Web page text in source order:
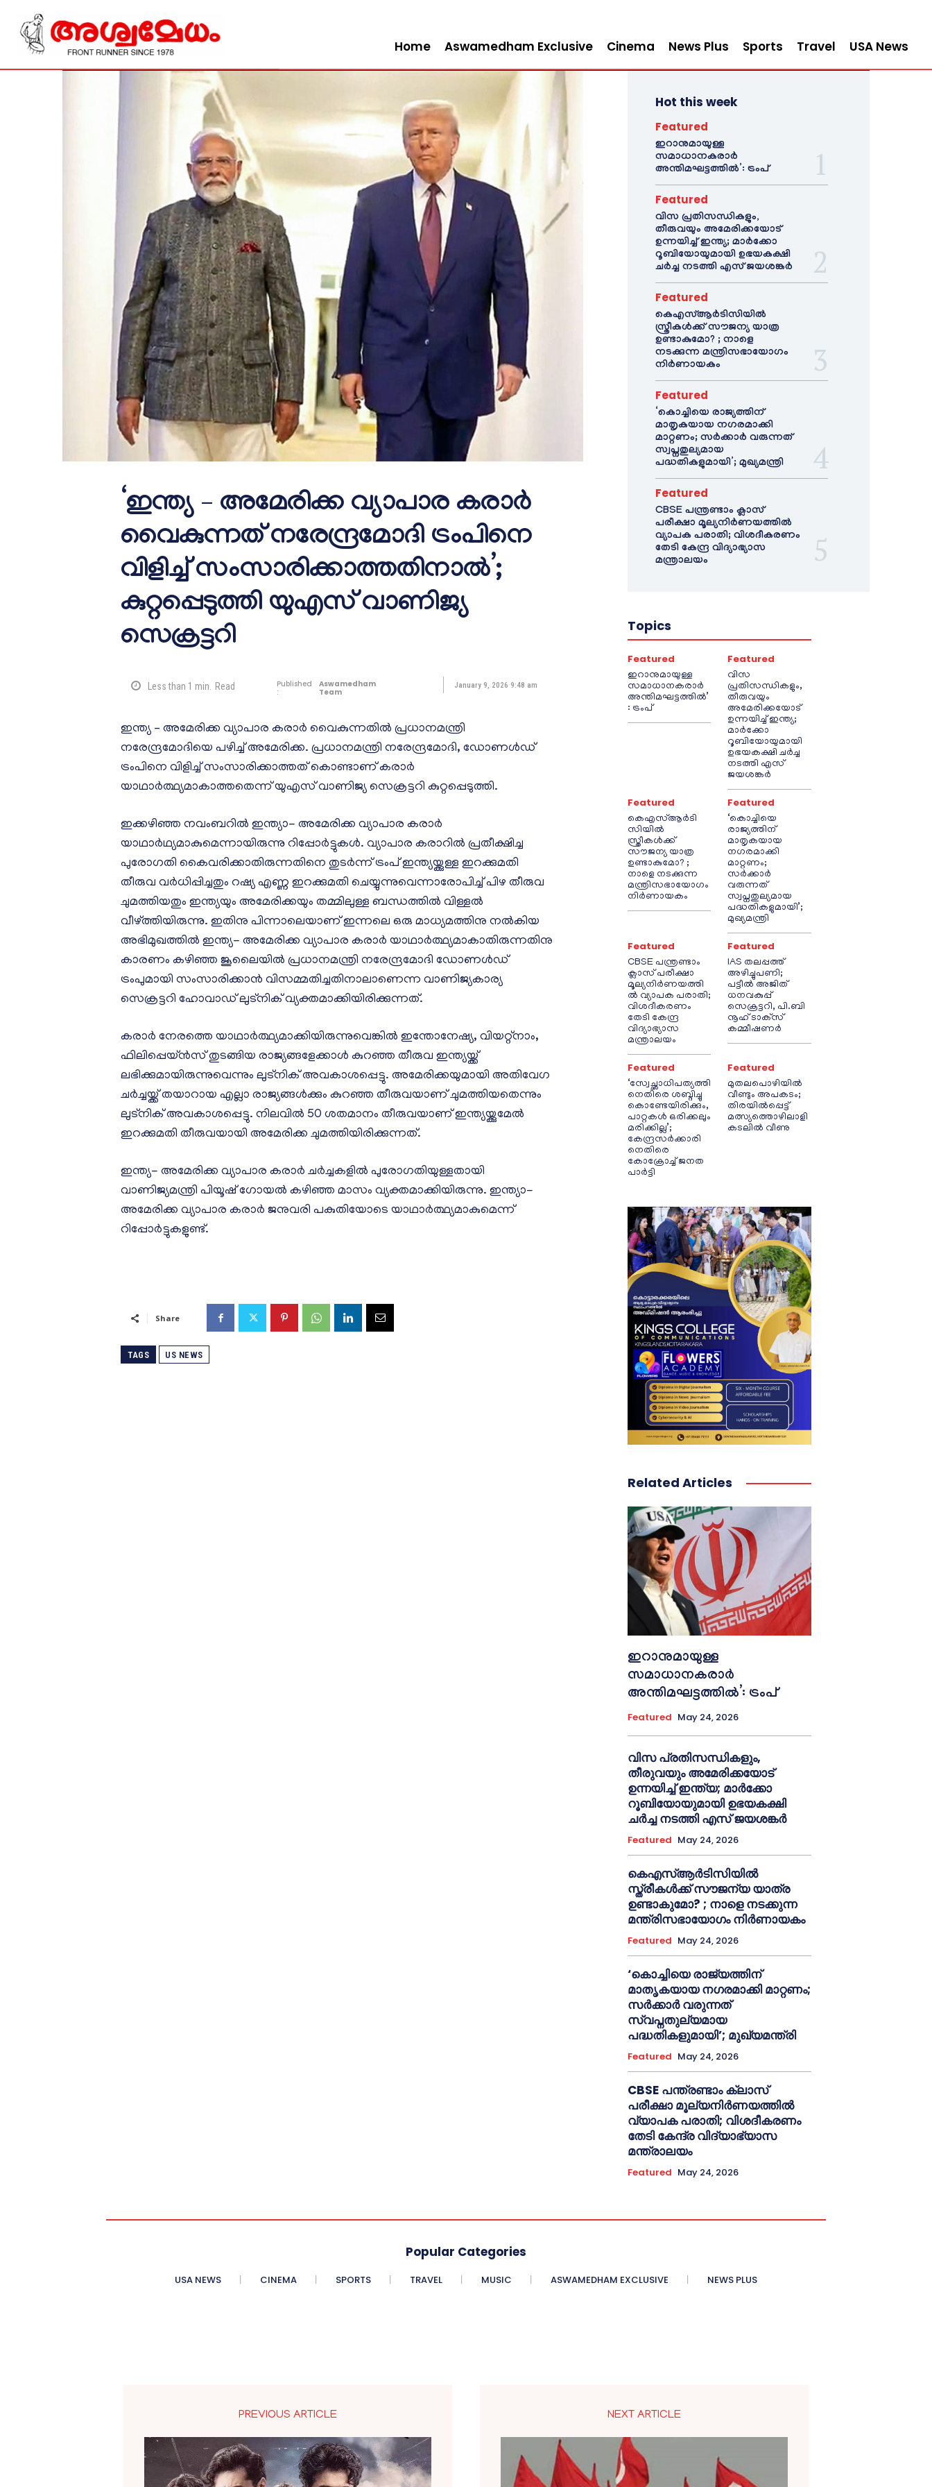
Home Aswamedham Exclusive Cinema News Plus Sports Travel USA News
‘ഇന്ത്യ – അമേരിക്ക വ്യാപാര കരാര്‍
വൈകുന്നത് നരേന്ദ്രമോദി ട്രംപിനെ
വിളിച്ച് സംസാരിക്കാത്തതിനാല്‍’;
കുറ്റപ്പെടുത്തി യുഎസ് വാണിജ്യ
സെക്രട്ടറി
Less than 1 min. Read
Published
:
Aswamedham
Team
January 9, 2026 9:48 am
ഇന്ത്യ – അമേരിക്ക വ്യാപാര കരാര്‍ വൈകുന്നതില്‍ പ്രധാനമന്ത്രി
നരേന്ദ്രമോദിയെ പഴിച്ച് അമേരിക്ക. പ്രധാനമന്ത്രി നരേന്ദ്രമോദി, ഡോണള്‍ഡ്
ട്രംപിനെ വിളിച്ച് സംസാരിക്കാത്തത് കൊണ്ടാണ് കരാര്‍
യാഥാര്‍ത്ഥ്യമാകാത്തതെന്ന് യുഎസ് വാണിജ്യ സെക്രട്ടറി കുറ്റപ്പെടുത്തി.
ഇക്കഴിഞ്ഞ നവംബറില്‍ ഇന്ത്യാ- അമേരിക്ക വ്യാപാര കരാര്‍
യാഥാര്‍ഥ്യമാകുമെന്നായിരുന്നു റിപ്പോര്‍ട്ടുകള്‍. വ്യാപാര കരാറില്‍ പ്രതീക്ഷിച്ച
പുരോഗതി കൈവരിക്കാതിരുന്നതിനെ തുടര്‍ന്ന് ട്രംപ് ഇന്ത്യയ്ക്കുള്ള ഇറക്കുമതി
തീരുവ വര്‍ധിപ്പിച്ചതും റഷ്യ എണ്ണ ഇറക്കുമതി ചെയ്യുന്നുവെന്നാരോപിച്ച് പിഴ തീരുവ
ചുമത്തിയതും ഇന്ത്യയും അമേരിക്കയും തമ്മിലുള്ള ബന്ധത്തില്‍ വിള്ളല്‍
വീഴ്ത്തിയിരുന്നു. ഇതിനു പിന്നാലെയാണ് ഇന്നലെ ഒരു മാധ്യമത്തിനു നല്‍കിയ
അഭിമുഖത്തില്‍ ഇന്ത്യ- അമേരിക്ക വ്യാപാര കരാര്‍ യാഥാര്‍ത്ഥ്യമാകാതിരുന്നതിനു
കാരണം കഴിഞ്ഞ ജൂലൈയില്‍ പ്രധാനമന്ത്രി നരേന്ദ്രമോദി ഡോണള്‍ഡ്
ട്രംപുമായി സംസാരിക്കാന്‍ വിസമ്മതിച്ചതിനാലാണെന്ന വാണിജ്യകാര്യ
സെക്രട്ടറി ഹോവാഡ് ലുട്നിക് വ്യക്തമാക്കിയിരിക്കുന്നത്.
കരാര്‍ നേരത്തെ യാഥാര്‍ത്ഥ്യമാക്കിയിരുന്നുവെങ്കില്‍ ഇന്തോനേഷ്യ, വിയറ്റ്നാം,
ഫിലിപ്പെയ്ന്‍സ് തുടങ്ങിയ രാജ്യങ്ങളേക്കാള്‍ കുറഞ്ഞ തീരുവ ഇന്ത്യയ്ക്ക്
ലഭിക്കുമായിരുന്നുവെന്നും ലുട്നിക് അവകാശപ്പെട്ടു. അമേരിക്കയുമായി അതിവേഗ
ചര്‍ച്ചയ്ക്ക് തയാറായ എല്ലാ രാജ്യങ്ങള്‍ക്കും കുറഞ്ഞ തീരുവയാണ് ചുമത്തിയതെന്നും
ലുട്നിക് അവകാശപ്പെട്ടു. നിലവില്‍ 50 ശതമാനം തീരുവയാണ് ഇന്ത്യയ്ക്കുമേല്‍
ഇറക്കുമതി തീരുവയായി അമേരിക്ക ചുമത്തിയിരിക്കുന്നത്.
ഇന്ത്യ- അമേരിക്ക വ്യാപാര കരാര്‍ ചര്‍ച്ചകളില്‍ പുരോഗതിയുള്ളതായി
വാണിജ്യമന്ത്രി പിയൂഷ് ഗോയല്‍ കഴിഞ്ഞ മാസം വ്യക്തമാക്കിയിരുന്നു. ഇന്ത്യാ-
അമേരിക്ക വ്യാപാര കരാര്‍ ജനുവരി പകുതിയോടെ യാഥാര്‍ത്ഥ്യമാകുമെന്ന്
റിപ്പോര്‍ട്ടുകളുണ്ട്.
Share
TAGS US NEWS
Hot this week
Featured
ഇറാനുമായുള്ള
സമാധാനകരാർ
അന്തിമഘട്ടത്തിൽ‌’: ട്രംപ്
Featured
വിസ പ്രതിസന്ധികളും,
തീരുവയും അമേരിക്കയോട്
ഉന്നയിച്ച് ഇന്ത്യ; മാർക്കോ
റൂബിയോയുമായി ഉഭയകക്ഷി
ചർച്ച നടത്തി എസ് ജയശങ്കർ
Featured
കെഎസ്ആർടിസിയിൽ
സ്ത്രീകൾക്ക് സൗജന്യ യാത്ര
ഉണ്ടാകുമോ? ; നാളെ
നടക്കുന്ന മന്ത്രിസഭായോഗം
നിർണായകം
Featured
‘കൊച്ചിയെ രാജ്യത്തിന്
മാതൃകയായ നഗരമാക്കി
മാറ്റണം; സർക്കാർ വരുന്നത്
സ്വപ്നതുല്യമായ
പദ്ധതികളുമായി’; മുഖ്യമന്ത്രി
Featured
CBSE പന്ത്രണ്ടാം ക്ലാസ്
പരീക്ഷാ മൂല്യനിർണയത്തിൽ
വ്യാപക പരാതി; വിശദീകരണം
തേടി കേന്ദ്ര വിദ്യാഭ്യാസ
മന്ത്രാലയം
Topics
Featured
ഇറാനുമായുള്ള
സമാധാനകരാർ
അന്തിമഘട്ടത്തിൽ‌’
: ട്രംപ്
Featured
വിസ
പ്രതിസന്ധികളും,
തീരുവയും
അമേരിക്കയോട്
ഉന്നയിച്ച് ഇന്ത്യ;
മാർക്കോ
റൂബിയോയുമായി
ഉഭയകക്ഷി ചർച്ച
നടത്തി എസ്
ജയശങ്കർ
Featured
കെഎസ്ആർടി
സിയിൽ
സ്ത്രീകൾക്ക്
സൗജന്യ യാത്ര
ഉണ്ടാകുമോ? ;
നാളെ നടക്കുന്ന
മന്ത്രിസഭായോഗം
നിർണായകം
Featured
‘കൊച്ചിയെ
രാജ്യത്തിന്
മാതൃകയായ
നഗരമാക്കി
മാറ്റണം;
സർക്കാർ
വരുന്നത്
സ്വപ്നതുല്യമായ
പദ്ധതികളുമായി’;
മുഖ്യമന്ത്രി
Featured
CBSE പന്ത്രണ്ടാം
ക്ലാസ് പരീക്ഷാ
മൂല്യനിർണയത്തി
ൽ വ്യാപക പരാതി;
വിശദീകരണം
തേടി കേന്ദ്ര
വിദ്യാഭ്യാസ
മന്ത്രാലയം
Featured
IAS തലപ്പത്ത്
അഴിച്ചുപണി;
പട്ടീല്‍ അജിത്
ധനവകുപ്പ്
സെക്രട്ടറി, പി.ബി
നൂഹ് ടാക്‌സ്
കമ്മീഷണര്‍
Featured
‘സ്വേച്ഛാധിപത്യത്തി
നെതിരെ ശബ്ദിച്ചു
കൊണ്ടേയിരിക്കും,
പാറ്റകൾ ഒരിക്കലും
മരിക്കില്ല’;
കേന്ദ്രസർക്കാരി
നെതിരെ
കോക്രോച്ച് ജനത
പാർട്ടി
Featured
മുതലപൊഴിയിൽ
വീണ്ടും അപകടം;
തിരയിൽപ്പെട്ട്
മത്സ്യത്തൊഴിലാളി
കടലിൽ വീണു
Related Articles
ഇറാനുമായുള്ള
സമാധാനകരാർ
അന്തിമഘട്ടത്തിൽ‌’: ട്രംപ്
Featured May 24, 2026
വിസ പ്രതിസന്ധികളും,
തീരുവയും അമേരിക്കയോട്
ഉന്നയിച്ച് ഇന്ത്യ; മാർക്കോ
റൂബിയോയുമായി ഉഭയകക്ഷി
ചർച്ച നടത്തി എസ് ജയശങ്കർ
Featured May 24, 2026
കെഎസ്ആർടിസിയിൽ
സ്ത്രീകൾക്ക് സൗജന്യ യാത്ര
ഉണ്ടാകുമോ? ; നാളെ നടക്കുന്ന
മന്ത്രിസഭായോഗം നിർണായകം
Featured May 24, 2026
‘കൊച്ചിയെ രാജ്യത്തിന്
മാതൃകയായ നഗരമാക്കി മാറ്റണം;
സർക്കാർ വരുന്നത്
സ്വപ്നതുല്യമായ
പദ്ധതികളുമായി’; മുഖ്യമന്ത്രി
Featured May 24, 2026
CBSE പന്ത്രണ്ടാം ക്ലാസ്
പരീക്ഷാ മൂല്യനിർണയത്തിൽ
വ്യാപക പരാതി; വിശദീകരണം
തേടി കേന്ദ്ര വിദ്യാഭ്യാസ
മന്ത്രാലയം
Featured May 24, 2026
Popular Categories
USA NEWS CINEMA SPORTS TRAVEL MUSIC ASWAMEDHAM EXCLUSIVE NEWS PLUS
PREVIOUS ARTICLE NEXT ARTICLE